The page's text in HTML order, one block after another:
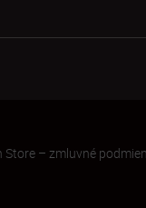
Store – zmluvné